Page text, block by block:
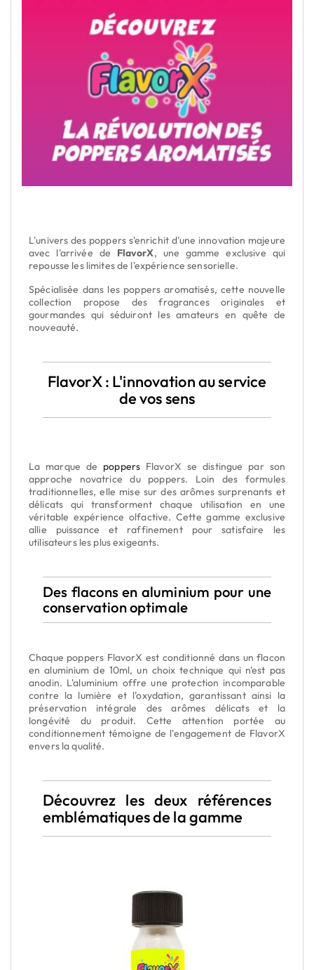
L'univers des poppers s'enrichit d'une innovation majeure
avec l'arrivée de FlavorX, une gamme exclusive qui
repousse les limites de l'expérience sensorielle.
Spécialisée dans les poppers aromatisés, cette nouvelle
collection propose des fragrances originales et
gourmandes qui séduiront les amateurs en quête de
nouveauté.
FlavorX : L'innovation au service
de vos sens
La marque de poppers FlavorX se distingue par son
approche novatrice du poppers. Loin des formules
traditionnelles, elle mise sur des arômes surprenants et
délicats qui transforment chaque utilisation en une
véritable expérience olfactive. Cette gamme exclusive
allie puissance et raffinement pour satisfaire les
utilisateurs les plus exigeants.
Des flacons en aluminium pour une
conservation optimale
Chaque poppers FlavorX est conditionné dans un flacon
en aluminium de 10ml, un choix technique qui n'est pas
anodin. L'aluminium offre une protection incomparable
contre la lumière et l'oxydation, garantissant ainsi la
préservation intégrale des arômes délicats et la
longévité du produit. Cette attention portée au
conditionnement témoigne de l'engagement de FlavorX
envers la qualité.
Découvrez les deux références
emblématiques de la gamme